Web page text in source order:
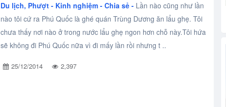
Du lịch, Phượt - Kinh nghiệm - Chia sẻ - Lần nào cũng như lần
nào tôi cứ ra Phú Quốc là ghé quán Trùng Dương ăn lẩu ghẹ. Tôi
chưa thấy nơi nào ở trong nước lẩu ghẹ ngon hơn chỗ này.Tôi hứa
sẽ không đi Phú Quốc nữa vì đi mấy lần rồi nhưng t ..
25/12/2014 2,397